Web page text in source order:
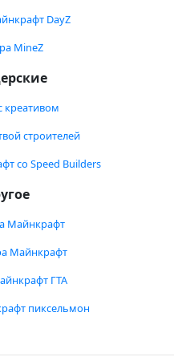
DayZ
MineZ
креативом
строителей
со Speed Builders
Майнкрафт
Майнкрафт
ГТА
пиксельмон